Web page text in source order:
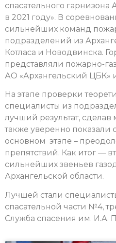
спасательного гарнизона
в 2021 году». В
сильнейших команд
подразделений из
Котласа и Новодвинска.
представляли пожарно-
АО «Архангельский ЦБК»
На этапе проверки
специалисты из
лучший результат,
также уверенно показали
основном этапе –
препятствий. Как итог —
сильнейших звеньев
Архангельской области.
Лучшей стали
спасательной части №4,
Служба спасения им. И.А.